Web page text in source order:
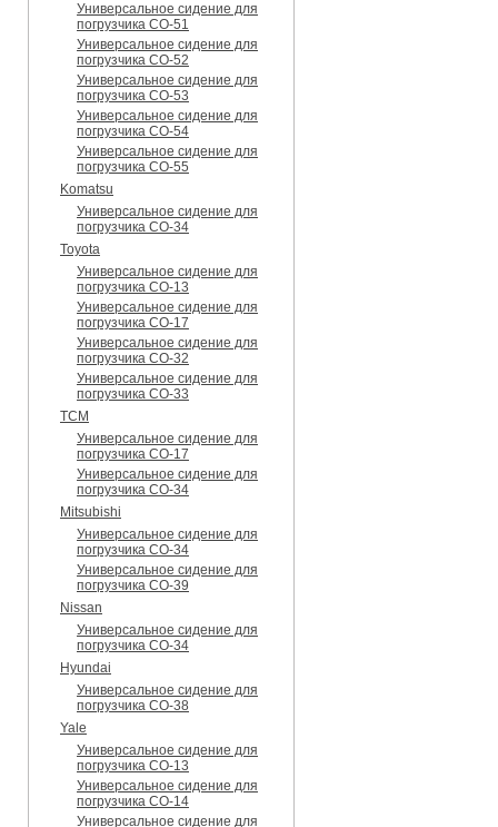
Универсальное сидение для
погрузчика CO-51
Универсальное сидение для
погрузчика CO-52
Универсальное сидение для
погрузчика CO-53
Универсальное сидение для
погрузчика CO-54
Универсальное сидение для
погрузчика CO-55
Komatsu
Универсальное сидение для
погрузчика CO-34
Toyota
Универсальное сидение для
погрузчика CO-13
Универсальное сидение для
погрузчика CO-17
Универсальное сидение для
погрузчика CO-32
Универсальное сидение для
погрузчика CO-33
TCM
Универсальное сидение для
погрузчика CO-17
Универсальное сидение для
погрузчика CO-34
Mitsubishi
Универсальное сидение для
погрузчика CO-34
Универсальное сидение для
погрузчика CO-39
Nissan
Универсальное сидение для
погрузчика CO-34
Hyundai
Универсальное сидение для
погрузчика CO-38
Yale
Универсальное сидение для
погрузчика CO-13
Универсальное сидение для
погрузчика CO-14
Универсальное сидение для